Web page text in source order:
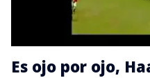
Es ojo por ojo,